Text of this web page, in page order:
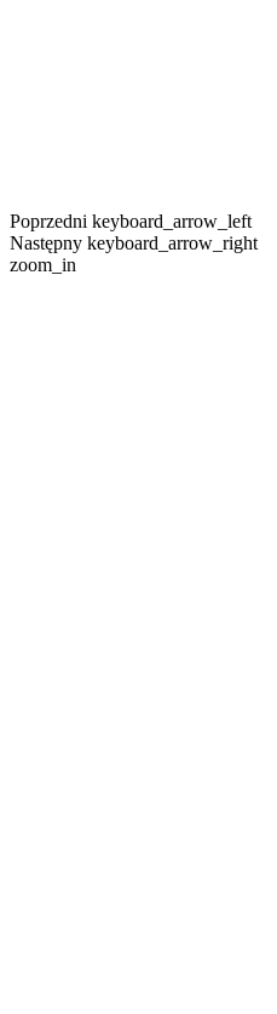
Poprzedni keyboard_arrow_left
Następny keyboard_arrow_right
zoom_in